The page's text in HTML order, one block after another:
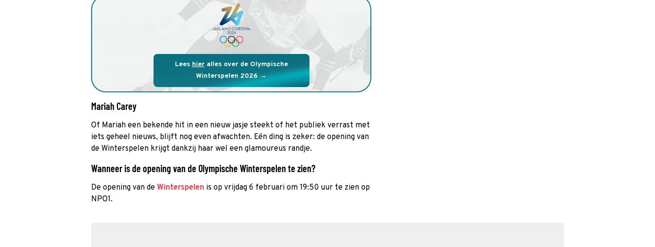
Lees hieralles over de Olympische
Winterspelen 2026
Mariah Carey
Of Mariah een bekende hit in een nieuw jasje steekt of het publiek verrast met
iets geheel nieuws, blijft nog even afwachten. Eén ding is zeker: de opening van
de Winterspelen krijgt dankzij haar wel een glamoureus randje.
Wanneer is de opening van de Olympische Winterspelen te zien?
De opening van de Winterspelen is op vrijdag 6 februari om 19:50 uur te zien op
NPO1.